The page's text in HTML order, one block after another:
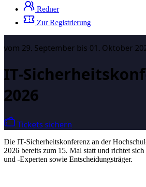
Redner
Zur Registrierung
vom 29. September bis 01. Oktober
IT-
2026
Tickets sichern
Die IT-Sicherheitskonferenz an der
2026 bereits zum 15. Mal statt und richtet
und -Experten sowie Entscheidungsträger.